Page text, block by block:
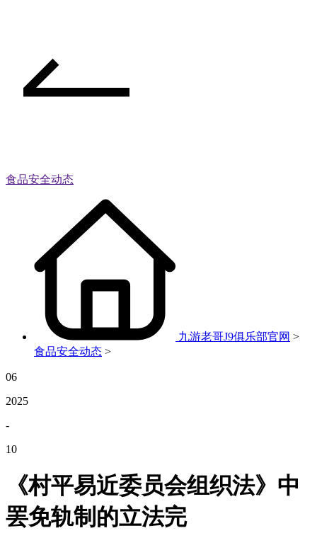
食品安全动态
九游老哥J9俱乐部官网 >
食品安全动态 >
06
2025
-
10
《村平易近委员会组织法》中
罢免轨制的立法完